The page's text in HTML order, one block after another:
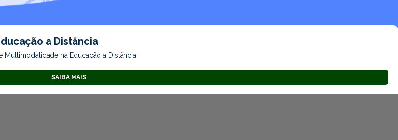
a Distância
na Educação a Distância.
SAIBA MAIS